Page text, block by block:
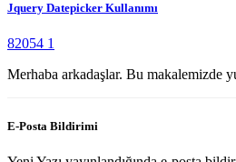
Jquery Datepicker Kullanımı
82054 1
Merhaba arkadaşlar. Bu makalemizde
E-Posta Bildirimi